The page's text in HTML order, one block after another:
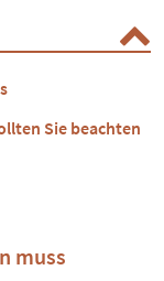
Sie beachten
muss